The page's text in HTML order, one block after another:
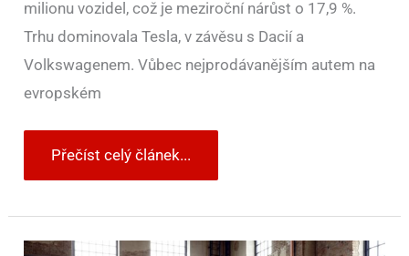
milionu vozidel, což je meziroční nárůst o 17,9 %.
Trhu dominovala Tesla, v závěsu s Dacií a
Volkswagenem. Vůbec nejprodávanějším autem na
evropském
Přečíst celý článek...
Volkswagen